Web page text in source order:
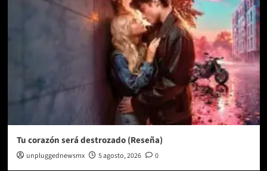
Tu corazón será destrozado (Reseña)
unpluggednewsmx 5 agosto, 2026 0